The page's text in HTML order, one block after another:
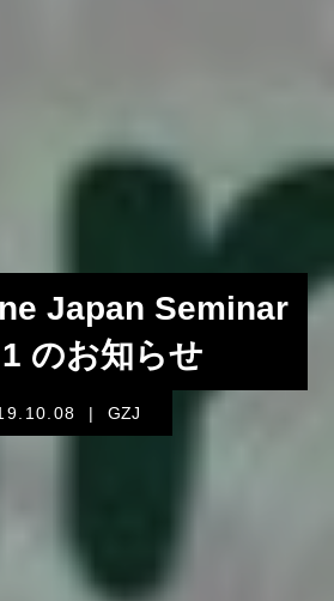
Japan Seminar
のお知らせ
| GZJ